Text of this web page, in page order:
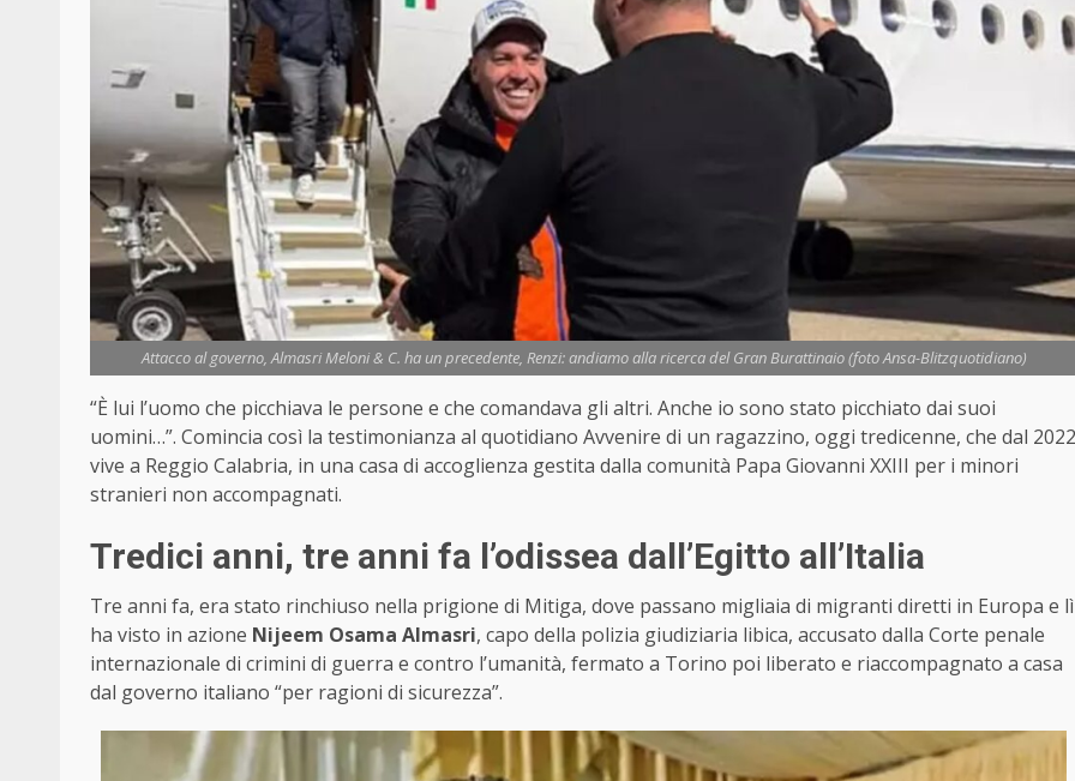
Attacco al governo, Almasri Meloni & C. ha un precedente, Renzi: andiamo alla ricerca del Gran Burattinaio (foto Ansa-Blitzquotidiano)
“È lui l’uomo che picchiava le persone e che comandava gli altri. Anche io sono stato picchiato dai suoi
uomini…”. Comincia così la testimonianza al quotidiano Avvenire di un ragazzino, oggi tredicenne, che dal 2022
vive a Reggio Calabria, in una casa di accoglienza gestita dalla comunità Papa Giovanni XXIII per i minori
stranieri non accompagnati.
Tredici anni, tre anni fa l’odissea dall’Egitto all’Italia
Tre anni fa, era stato rinchiuso nella prigione di Mitiga, dove passano migliaia di migranti diretti in Europa e lì
ha visto in azione Nijeem Osama Almasri, capo della polizia giudiziaria libica, accusato dalla Corte penale
internazionale di crimini di guerra e contro l’umanità, fermato a Torino poi liberato e riaccompagnato a casa
dal governo italiano “per ragioni di sicurezza”.